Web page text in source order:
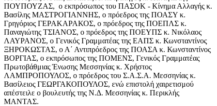
ΠΟΥΠΟΥΖΑΣ, ο εκπρόσωπος του ΠΑΣΟΚ - Κίνημα Αλλαγής κ.
Βασίλης ΜΑΣΤΡΟΓΙΑΝΝΗΣ, ο πρόεδρος της ΠΟΑΣΥ κ.
Γρηγόριος ΓΕΡΑΚΑΡΑΚΟΣ, ο πρόεδρος της ΠΟΕΠΛΣ κ.
Παναγιώτης ΤΣΙΑΝΟΣ, ο πρόεδρος της ΠΟΕΥΠΣ κ. Νικόλαος
ΛΑΥΡΑΝΟΣ, ο Γενικός Γραμματέας της ΕΑΠΣ κ. Κωνσταντίνος
ΞΗΡΟΚΩΣΤΑΣ, ο Α΄ Αντιπρόεδρος της ΠΟΑΣΑ κ. Κωνσταντίνος
ΒΟΡΓΙΑΣ, ο εκπρόσωπος της ΠΟΜΕΝΣ, Γενικός Γραμματέας
Πρωτοβάθμιας Ένωσης Μεσσηνίας κ. Χρήστος
ΛΑΜΠΡΟΠΟΥΛΟΣ, ο πρόεδρος του Σ.Α.Σ.Α. Μεσσηνίας κ.
Βασίλειος ΓΕΩΡΓΑΚΟΠΟΥΛΟΣ, ενώ επιστολή χαιρετισμού
απέστειλε ο βουλευτής της Ν.Δ. Μεσσηνίας κ. Περικλής
ΜΑΝΤΑΣ.